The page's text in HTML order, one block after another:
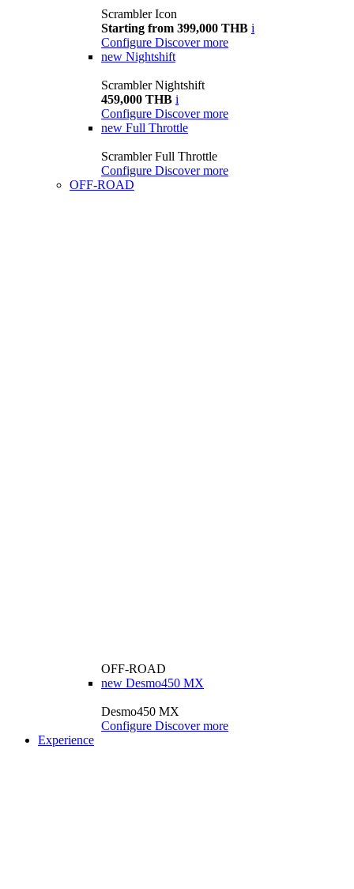
Scrambler Icon
Starting from 399,000 THB i
Configure Discover more
new Nightshift
Scrambler Nightshift
459,000 THB i
Configure Discover more
new Full Throttle
Scrambler Full Throttle
Configure Discover more
OFF-ROAD
OFF-ROAD
new Desmo450 MX
Desmo450 MX
Configure Discover more
Experience